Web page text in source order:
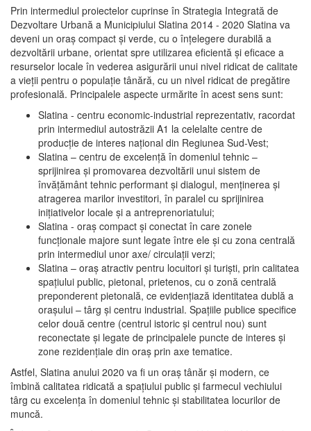
Prin intermediul proiectelor cuprinse în Strategia Integrată de
Dezvoltare Urbană a Municipiului Slatina 2014 - 2020 Slatina va
deveni un oraş compact şi verde, cu o înţelegere durabilă a
dezvoltării urbane, orientat spre utilizarea eficientă şi eficace a
resurselor locale în vederea asigurării unui nivel ridicat de calitate
a vieţii pentru o populaţie tânără, cu un nivel ridicat de pregătire
profesională. Principalele aspecte urmărite în acest sens sunt:
Slatina - centru economic-industrial reprezentativ, racordat
prin intermediul autostrăzii A1 la celelalte centre de
producţie de interes naţional din Regiunea Sud-Vest;
Slatina – centru de excelenţă în domeniul tehnic –
sprijinirea şi promovarea dezvoltării unui sistem de
învăţământ tehnic performant şi dialogul, menţinerea şi
atragerea marilor investitori, în paralel cu sprijinirea
iniţiativelor locale şi a antreprenoriatului;
Slatina - oraş compact şi conectat în care zonele
funcţionale majore sunt legate între ele şi cu zona centrală
prin intermediul unor axe/ circulații verzi;
Slatina – oraş atractiv pentru locuitori şi turişti, prin calitatea
spaţiului public, pietonal, prietenos, cu o zonă centrală
preponderent pietonală, ce evidenţiază identitatea dublă a
oraşului – târg şi centru industrial. Spaţiile publice specifice
celor două centre (centrul istoric şi centrul nou) sunt
reconectate şi legate de principalele puncte de interes şi
zone rezidenţiale din oraş prin axe tematice.
Astfel, Slatina anului 2020 va fi un oraş tânăr şi modern, ce
îmbină calitatea ridicată a spaţiului public şi farmecul vechiului
târg cu excelenţa în domeniul tehnic şi stabilitatea locurilor de
muncă.